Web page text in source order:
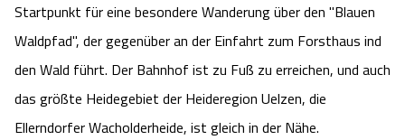
Startpunkt für eine besondere Wanderung über den "Blauen
Waldpfad", der gegenüber an der Einfahrt zum Forsthaus ind
den Wald führt. Der Bahnhof ist zu Fuß zu erreichen, und auch
das größte Heidegebiet der Heideregion Uelzen, die
Ellerndorfer Wacholderheide, ist gleich in der Nähe.